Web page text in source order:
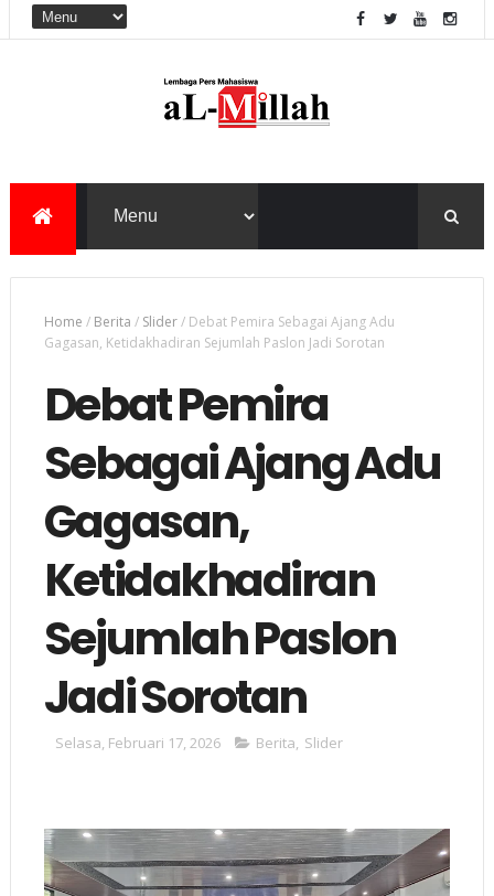
Home / Berita / Slider/ Debat Pemira Sebagai Ajang Adu
Gagasan, Ketidakhadiran Sejumlah Paslon Jadi Sorotan
Debat Pemira
Sebagai Ajang Adu
Gagasan,
Ketidakhadiran
Sejumlah Paslon
Jadi Sorotan
Selasa, Februari 17, 2026 Berita, Slider